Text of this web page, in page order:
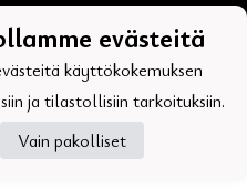
evästeitä
käyttökokemuksen
ja tilastollisiin tarkoituksiin.
Vain pakolliset